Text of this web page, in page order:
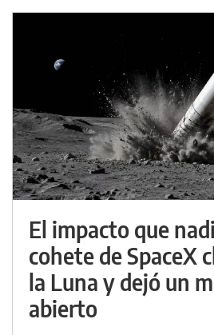
El impacto que
cohete de SpaceX
la Luna y dejó un
abierto